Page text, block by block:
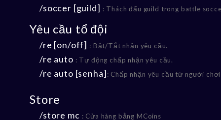
/soccer [guild] : Thách đấu guild trong battle
Yêu cầu tổ đội
/re [on/off] : Bật/Tắt nhận yêu cầu.
/re auto : Tự động chấp nhận yêu cầu.
/re auto [senha]: Chấp nhận yêu cầu từ người
Store
/store mc : Cửa hàng bằng MCoins